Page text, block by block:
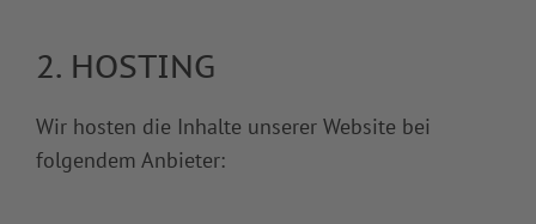
2. HOSTING
Wir hosten die Inhalte unserer Website bei
folgendem Anbieter: